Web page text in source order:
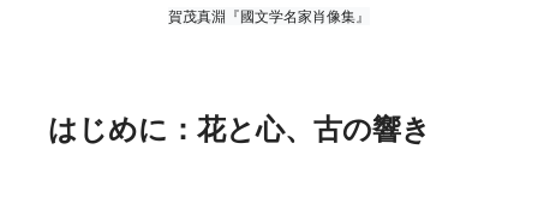
賀茂真淵『國文学名家肖像集』
はじめに：花と心、古の響き